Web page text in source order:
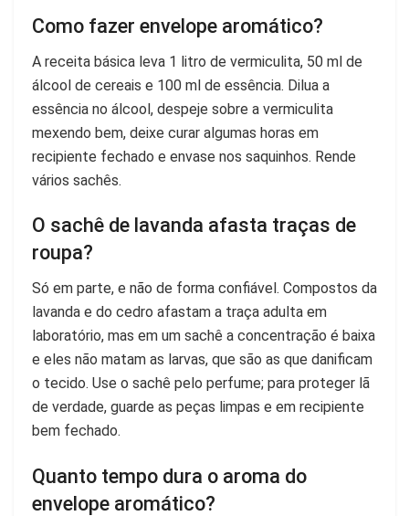
Como fazer envelope aromático?
A receita básica leva 1 litro de vermiculita, 50 ml de
álcool de cereais e 100 ml de essência. Dilua a
essência no álcool, despeje sobre a vermiculita
mexendo bem, deixe curar algumas horas em
recipiente fechado e envase nos saquinhos. Rende
vários sachês.
O sachê de lavanda afasta traças de
roupa?
Só em parte, e não de forma confiável. Compostos da
lavanda e do cedro afastam a traça adulta em
laboratório, mas em um sachê a concentração é baixa
e eles não matam as larvas, que são as que danificam
o tecido. Use o sachê pelo perfume; para proteger lã
de verdade, guarde as peças limpas e em recipiente
bem fechado.
Quanto tempo dura o aroma do
envelope aromático?